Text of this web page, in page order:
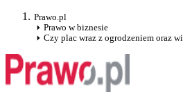
Prawo.pl
Prawo w biznesie
Czy plac wraz z ogrodzeniem oraz